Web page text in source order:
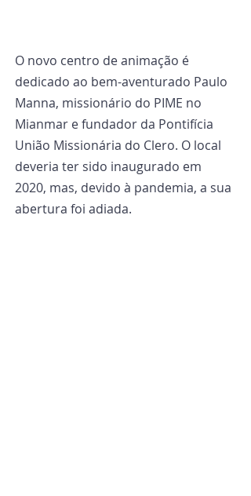
O novo centro de animação é
dedicado ao bem-aventurado Paulo
Manna, missionário do PIME no
Mianmar e fundador da Pontifícia
União Missionária do Clero. O local
deveria ter sido inaugurado em
2020, mas, devido à pandemia, a sua
abertura foi adiada.